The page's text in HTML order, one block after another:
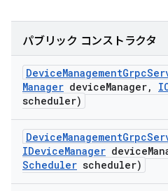
パブリック コンストラクタ
DeviceManagementGrpc
Manager deviceManager,
scheduler)
DeviceManagementGrpc
IDeviceManager device
Scheduler scheduler)